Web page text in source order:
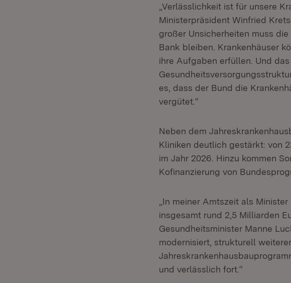
„Verlässlichkeit ist für unsere
Ministerpräsident Winfried
großer Unsicherheiten muss
Bank bleiben. Krankenhäuser
ihre Aufgaben erfüllen. Und
es, dass der Bund die
vergütet.“
Neben dem
Kliniken deutlich gestärkt: von
im Jahr 2026. Hinzu kommen
Kofinanzierung von
„In meiner Amtszeit als
insgesamt rund 2,5 Milliarden
Gesundheitsminister Manne
modernisiert, strukturell
und verlässlich fort.“